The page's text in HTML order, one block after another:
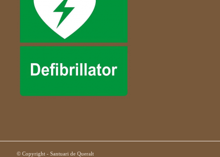
© Copyright - Santuari de Queralt